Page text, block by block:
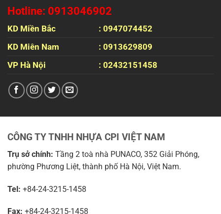
Hotline: 0913046902
KD Miền Bắc
: 0947074452
KD Miên Nam
: 0913629809
VP Hà Nội
: 02432151458
CÔNG TY TNHH NHỰA CPI VIỆT NAM
Trụ sở chính: Tầng 2 toà nhà PUNACO, 352 Giải Phóng,
phường Phương Liệt, thành phố Hà Nội, Việt Nam.
Tel: +84-24-3215-1458
Fax: +84-24-3215-1458